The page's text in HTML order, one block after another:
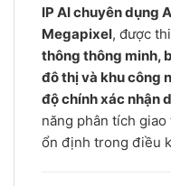
IP AI chuyên dụng
Megapixel, được
thông thông minh,
đô thị và khu công
độ chính xác nhận
năng phân tích
ổn định trong điều